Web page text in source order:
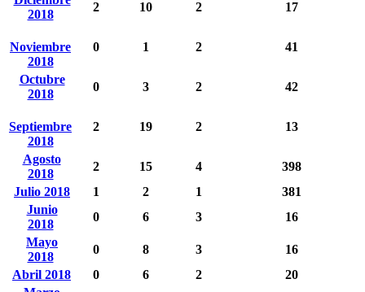
2018
2 10 2 17
Noviembre
2018
0 1 2 41
Octubre
2018
0 3 2 42
Septiembre
2018
2 19 2 13
Agosto
2018
2 15 4
398
Julio 2018
1 2 1
381
Junio
2018
0 6 3
16
Mayo
2018
0 8 3
16
Abril 2018
0 6 2
20